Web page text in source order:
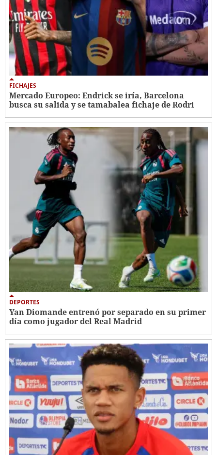
FICHAJES
Mercado Europeo: Endrick se iría, Barcelona
busca su salida y se tamabalea fichaje de Rodri
DEPORTES
Yan Diomande entrenó por separado en su primer
día como jugador del Real Madrid